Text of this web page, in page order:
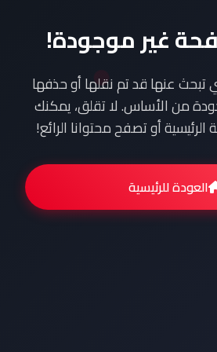
غير موجودة!
تبحث عنها قد تم نقلها أو حذفها
من الأساس. لا تقلق، يمكنك
أو تصفح محتوانا الرائع!
العودة للرئيسية